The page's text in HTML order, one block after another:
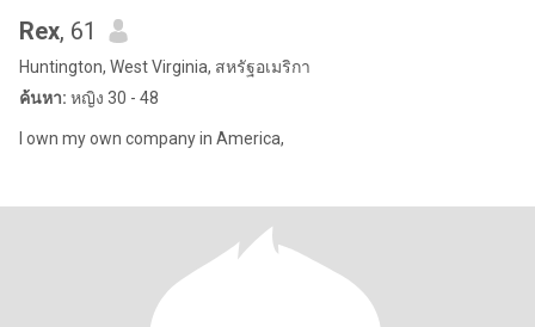
Rex, 61
Huntington, West Virginia, สหรัฐอเมริกา
ค้นหา: หญิง 30 - 48
I own my own company in America,